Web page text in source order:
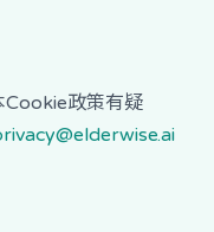
政策有疑